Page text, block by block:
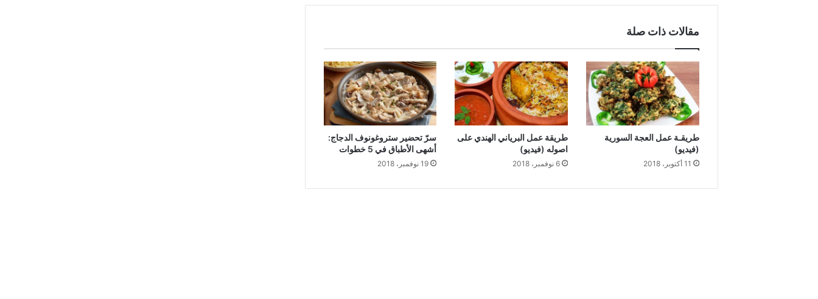
مقالات ذات صلة
طريقـة عمل العجة السورية
(فيديو)
11 أكتوبر، 2018
طريقة عمل البرياني الهندي على
اصوله (فيديو)
6 نوفمبر، 2018
سرّ تحضير ستروغونوف الدجاج:
أشهى الأطباق في 5 خطوات
19 نوفمبر، 2018